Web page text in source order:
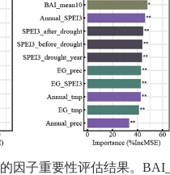
的因子重要性评估结果。